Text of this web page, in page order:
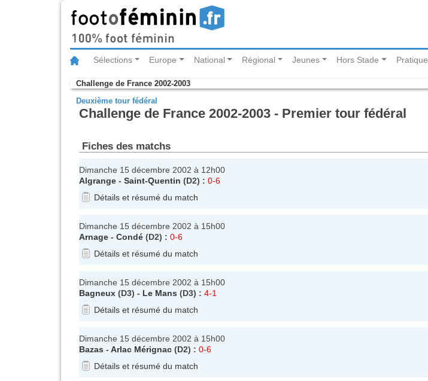
Sélections Europe National Régional Jeunes Hors Stade Pratique
Challenge de France 2002-2003
Deuxième tour fédéral
Challenge de France 2002-2003 - Premier tour fédéral
Fiches des matchs
Dimanche 15 décembre 2002 à 12h00
Algrange - Saint-Quentin (D2) : 0-6
Détails et résumé du match
Dimanche 15 décembre 2002 à 15h00
Arnage - Condé (D2) : 0-6
Détails et résumé du match
Dimanche 15 décembre 2002 à 15h00
Bagneux (D3) - Le Mans (D3) : 4-1
Détails et résumé du match
Dimanche 15 décembre 2002 à 15h00
Bazas - Arlac Mérignac (D2) : 0-6
Détails et résumé du match